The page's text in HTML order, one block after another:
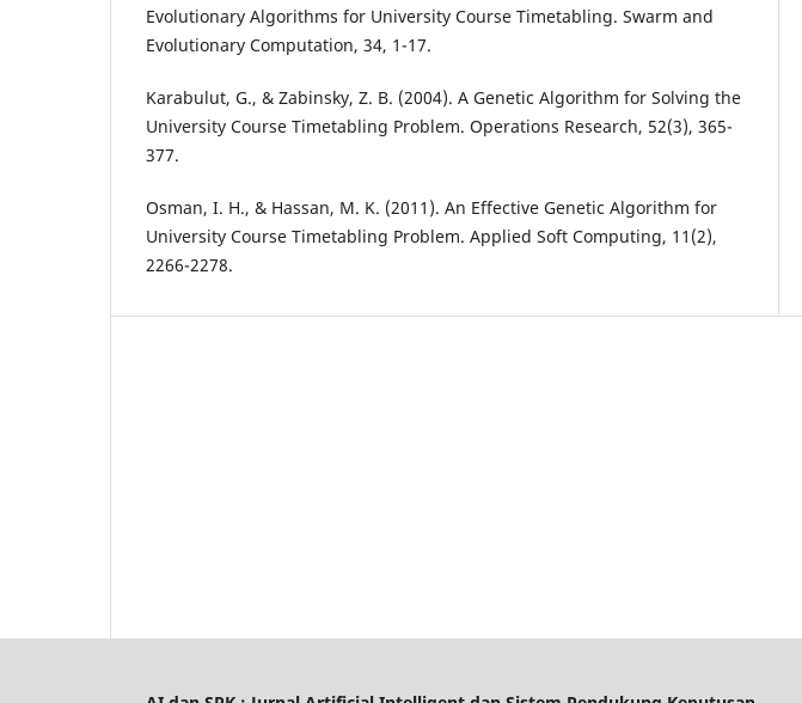
Evolutionary Algorithms for University Course Timetabling. Swarm and
Evolutionary Computation, 34, 1-17.
Karabulut, G., & Zabinsky, Z. B. (2004). A Genetic Algorithm for Solving the
University Course Timetabling Problem. Operations Research, 52(3), 365-
377.
Osman, I. H., & Hassan, M. K. (2011). An Effective Genetic Algorithm for
University Course Timetabling Problem. Applied Soft Computing, 11(2),
2266-2278.